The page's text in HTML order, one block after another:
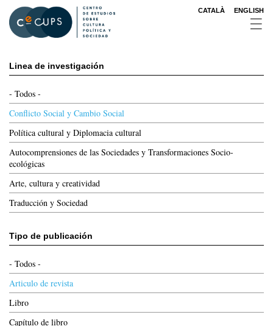
contenido
principal
CATALÀ ENGLISH
Linea de investigación
- Todos -
Conflicto Social y Cambio Social
Política cultural y Diplomacia cultural
Autocomprensiones de las Sociedades y Transformaciones Socio-
ecológicas
Arte, cultura y creatividad
Traducción y Sociedad
Tipo de publicación
- Todos -
Articulo de revista
Libro
Capítulo de libro